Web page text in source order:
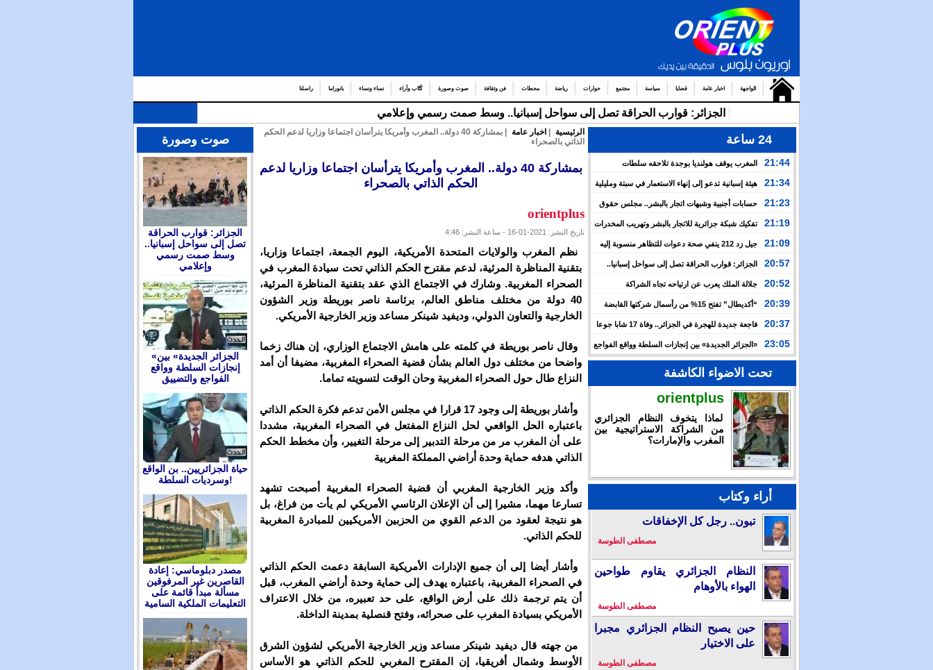
الواجهة اخبار عامة قضايا سياسة مجتمع حوارات رياضة محطات فن وثقافة صوت وصورة كُتّاب وآراء نساء ونساء بانوراما راسلنا
الجزائر: قوارب الحراقة تصل إلى سواحل إسبانيا.. وسط صمت رسمي وإعلامي
24 ساعة
21:44
المغرب يوقف هولنديا بوجدة تلاحقه سلطات
أمستردام
21:34
هيئة إسبانية تدعو إلى إنهاء الاستعمار في سبتة ومليلية
وتعتبر إعادتهما إلى المغرب مسألة وقت
21:23
حسابات أجنبية وشبهات اتجار بالبشر.. مجلس حقوق
الإنسان يكشف خفايا التعبئة للعبور الجماعي نحو سبتة
21:19
تفكيك شبكة جزائرية للاتجار بالبشر وتهريب المخدرات
بين إسبانيا والجزائر
21:09
جيل زد 212 ينفي صحة دعوات للتظاهر منسوبة إليه
ويحذر من منشورات مفبركة
20:57
الجزائر: قوارب الحراقة تصل إلى سواحل إسبانيا..
وسط صمت رسمي وإعلامي
20:52
جلالة الملك يعرب عن ارتياحه تجاه الشراكة
الاستراتيجية بين المغرب والكوت ديفوار
20:39
“أكديطال” تفتح 15% من رأسمال شركتها القابضة
الدولية لـ”العربية للاستثمار” لتسريع توسعها في السعودية
20:37
فاجعة جديدة للهجرة في الجزائر.. وفاة 17 شابا جوعا
وعطشا بعد أسبوعين من التيه قرب سواحل إسبانيا
23:05
«الجزائر الجديدة» بين إنجازات السلطة وواقع الفواجع
والتضييق
تحت الاضواء الكاشفة
orientplus
لماذا يتخوف النظام الجزائري
من الشراكة الاستراتيجية بين
المغرب والإمارات؟
أراء وكتاب
تبون.. رجل كل الإخفاقات
مصطفى الطوسة
النظام الجزائري يقاوم طواحين
الهواء بالأوهام
مصطفى الطوسة
حين يصبح النظام الجزائري مجبرا
على الاختيار
مصطفى الطوسة
الرئيسية اخبار عامة
| بمشاركة 40 دولة.. المغرب وأمريكا يترأسان اجتماعا وزاريا لدعم الحكم
الذاتي بالصحراء
بمشاركة 40 دولة.. المغرب وأمريكا يترأسان اجتماعا وزاريا لدعم
الحكم الذاتي بالصحراء
orientplus
تاريخ النشر: 2021-01-16 - ساعة النشر: 4:46
نظم المغرب والولايات المتحدة الأمريكية، اليوم الجمعة، اجتماعا وزاريا،
بتقنية المناظرة المرئية، لدعم مقترح الحكم الذاتي تحت سيادة المغرب في
الصحراء المغربية. وشارك في الاجتماع الذي عقد بتقنية المناظرة المرئية،
40 دولة من مختلف مناطق العالم، برئاسة ناصر بوريطة وزير الشؤون
الخارجية والتعاون الدولي، وديفيد شينكر مساعد وزير الخارجية الأمريكي.
وقال ناصر بوريطة في كلمته على هامش الاجتماع الوزاري، إن هناك زخما
واضحا من مختلف دول العالم بشأن قضية الصحراء المغربية، مضيفا أن أمد
النزاع طال حول الصحراء المغربية وحان الوقت لتسويته تماما.
وأشار بوريطة إلى وجود 17 قرارا في مجلس الأمن تدعم فكرة الحكم الذاتي
باعتباره الحل الواقعي لحل النزاع المفتعل في الصحراء المغربية، مشددا
على أن المغرب مر من مرحلة التدبير إلى مرحلة التغيير، وأن مخطط الحكم
الذاتي هدفه حماية وحدة أراضي المملكة المغربية
وأكد وزير الخارجية المغربي أن قضية الصحراء المغربية أصبحت تشهد
تسارعا مهما، مشيرا إلى أن الإعلان الرئاسي الأمريكي لم يأت من فراغ، بل
هو نتيجة لعقود من الدعم القوي من الحزبين الأمريكيين للمبادرة المغربية
للحكم الذاتي.
وأشار أيضا إلى أن جميع الإدارات الأمريكية السابقة دعمت الحكم الذاتي
في الصحراء المغربية، باعتباره يهدف إلى حماية وحدة أراضي المغرب، قبل
أن يتم ترجمة ذلك على أرض الواقع، على حد تعبيره، من خلال الاعتراف
الأمريكي بسيادة المغرب على صحرائه، وفتح قنصلية بمدينة الداخلة.
من جهته قال ديفيد شينكر مساعد وزير الخارجية الأمريكي لشؤون الشرق
الأوسط وشمال أفريقيا، إن المقترح المغربي للحكم الذاتي هو الأساس
صوت وصورة
الجزائر: قوارب الحراقة
تصل إلى سواحل إسبانيا..
وسط صمت رسمي
وإعلامي
«الجزائر الجديدة» بين
إنجازات السلطة وواقع
الفواجع والتضييق
حياة الجزائريين.. بن الواقع
وسرديات السلطة!
مصدر دبلوماسي: إعادة
القاصرين غير المرفوقين
مسألة مبدأ قائمة على
التعليمات الملكية السامية